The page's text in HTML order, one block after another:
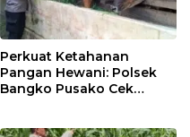
Perkuat Ketahanan
Pangan Hewani: Polsek
Bangko Pusako Cek